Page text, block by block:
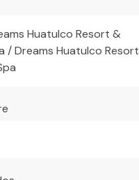
Huatulco Resort &
/ Dreams Huatulco Resort